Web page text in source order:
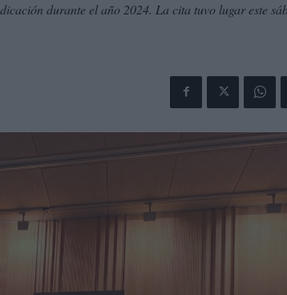
durante el año 2024. La cita tuvo lugar este